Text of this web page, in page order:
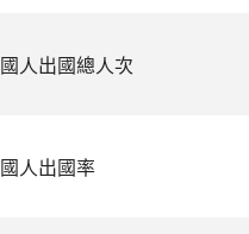
國人出國總人次
國人出國率